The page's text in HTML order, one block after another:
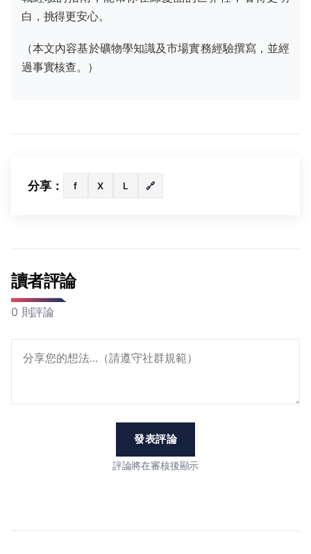
白，挑得更安心。
（本文內容基於礦物學知識及市場實務經驗撰寫，並經
過事實核查。）
分享： f X L 🔗
讀者評論
0 則評論
發表評論
評論將在審核後顯示